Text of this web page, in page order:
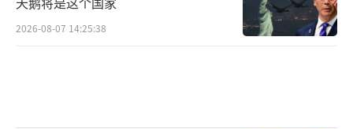
品，这一举动被外界解读为在经贸立场上更贴
2026-08-07 14:25:38